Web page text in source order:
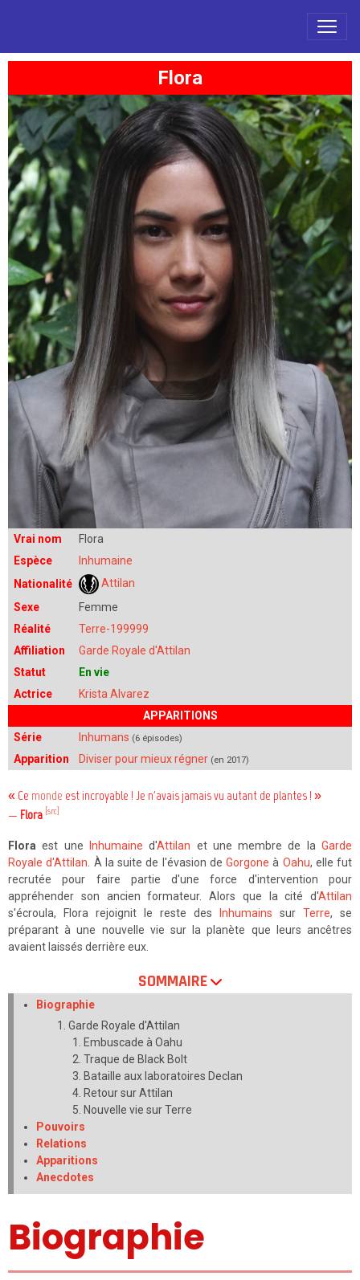
Flora
Vrai nom
Flora
Espèce
Inhumaine
Nationalité
Attilan
Sexe
Femme
Réalité
Terre-199999
Affiliation
Garde Royale d'Attilan
Statut
En vie
Actrice
Krista Alvarez
APPARITIONS
Série
Inhumans (6 épisodes)
Apparition Diviser pour mieux régner (en 2017)
« Ce monde est incroyable ! Je n'avais jamais vu autant de plantes ! »
— Flora [src]
Floraest une Inhumaine d'Attilan et une membre de laGarde
Royale d'Attilan . À la suite de l'évasion de Gorgone à Oahu, elle fut
recrutée pour faire partie d'une force d'intervention pour
appréhender son ancien formateur. Alors que la cité d'Attilan
s'écroula, Flora rejoignit le reste des
Inhumains sur Terre, se
préparant à une nouvelle vie sur la planète que leurs ancêtres
avaient laissés derrière eux.
SOMMAIRE
Biographie
Garde Royale d'Attilan
Embuscade à Oahu
Traque de Black Bolt
Bataille aux laboratoires Declan
Retour sur Attilan
Nouvelle vie sur Terre
Pouvoirs
Relations
Apparitions
Anecdotes
Biographie